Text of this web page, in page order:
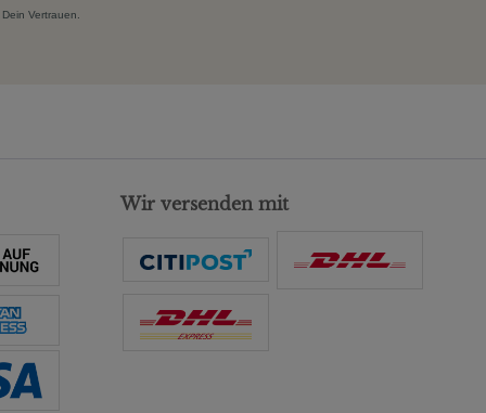
Vertrauen.
Wir versenden mit